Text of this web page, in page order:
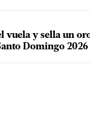
vuela y sella un
Domingo 2026